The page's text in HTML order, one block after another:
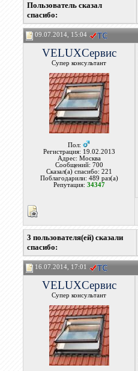
Пользователь сказал
cпасибо:
09.07.2014, 15:04
VELUXСервис
Супер консультант
Пол:
Регистрация: 19.02.2013
Адрес: Москва
Сообщений: 700
Сказал(а) спасибо: 221
Поблагодарили: 489 раз(а)
Репутация: 34347
3 пользователя(ей) сказали
cпасибо:
16.07.2014, 17:01
VELUXСервис
Супер консультант